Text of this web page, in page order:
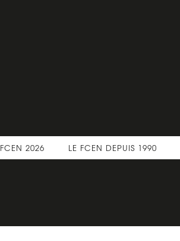
FCEN 2026 LE FCEN DEPUIS 1990